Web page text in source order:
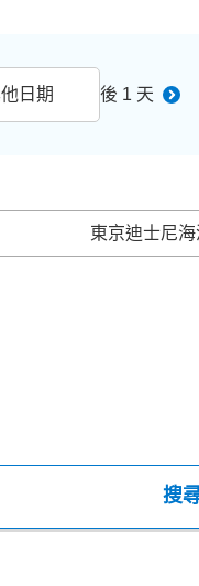
日期 後 1 天
東京迪士尼海
搜